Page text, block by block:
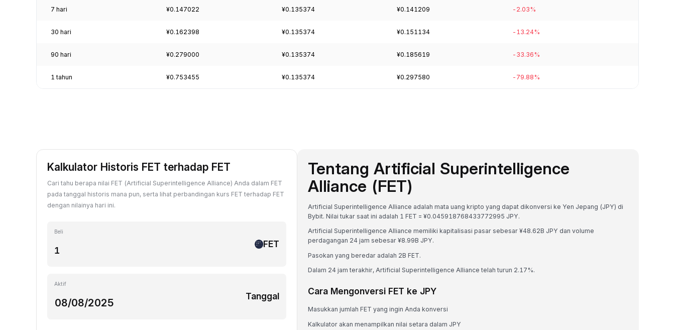
7 hari ¥0.147022 ¥0.135374 ¥0.141209 -2.03%
30 hari ¥0.162398 ¥0.135374 ¥0.151134 -13.24%
90 hari ¥0.279000 ¥0.135374 ¥0.185619 -33.36%
1 tahun ¥0.753455 ¥0.135374 ¥0.297580 -79.88%
Kalkulator Historis FET terhadap FET
Cari tahu berapa nilai FET (Artificial Superintelligence Alliance) Anda dalam FET
pada tanggal historis mana pun, serta lihat perbandingan kurs FET terhadap FET
dengan nilainya hari ini.
Beli
FET
Aktif
Tanggal
Tentang Artificial Superintelligence
Alliance (FET)
Artificial Superintelligence Alliance adalah mata uang kripto yang dapat dikonversi ke Yen Jepang (JPY) di
Bybit. Nilai tukar saat ini adalah 1 FET = ¥0.045918768433772995 JPY.
Artificial Superintelligence Alliance memiliki kapitalisasi pasar sebesar ¥48.62B JPY dan volume
perdagangan 24 jam sebesar ¥8.99B JPY.
Pasokan yang beredar adalah 2B FET.
Dalam 24 jam terakhir, Artificial Superintelligence Alliance telah turun 2.17%.
Cara Mengonversi FET ke JPY
Masukkan jumlah FET yang ingin Anda konversi
Kalkulator akan menampilkan nilai setara dalam JPY